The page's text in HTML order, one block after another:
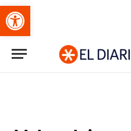
Obre la barra d'eines